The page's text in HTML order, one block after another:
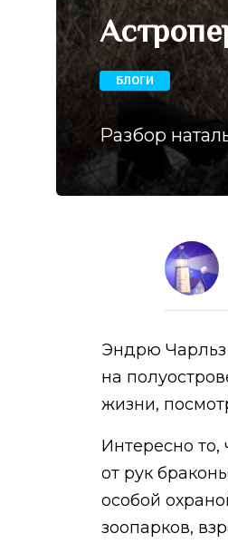
БЛОГИ
Разбор
Эндрю Чарльз
на
жизни,
Интересно
от рук
особой
зоопарков,